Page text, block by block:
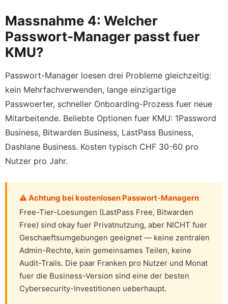
Massnahme 4: Welcher
Passwort-Manager passt fuer
KMU?
Passwort-Manager loesen drei Probleme gleichzeitig:
kein Mehrfachverwenden, lange einzigartige
Passwoerter, schneller Onboarding-Prozess fuer neue
Mitarbeitende. Beliebte Optionen fuer KMU: 1Password
Business, Bitwarden Business, LastPass Business,
Dashlane Business. Kosten typisch CHF 30-60 pro
Nutzer pro Jahr.
⚠ Achtung bei kostenlosen Passwort-Managern
Free-Tier-Loesungen (LastPass Free, Bitwarden
Free) sind okay fuer Privatnutzung, aber NICHT fuer
Geschaeftsumgebungen geeignet — keine zentralen
Admin-Rechte, kein gemeinsames Teilen, keine
Audit-Trails. Die paar Franken pro Nutzer und Monat
fuer die Business-Version sind eine der besten
Cybersecurity-Investitionen ueberhaupt.